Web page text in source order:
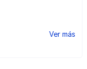
Ver más